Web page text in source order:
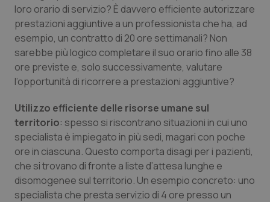
Liguria
Lombardia
Marche
Molise
Piemonte
Provincia Autonoma di Bolzano
Disturbi dell’umore
Dolore
Donna & Salute
Epatiti
HIV
Infezioni & Febbre
loro orario di servizio? È davvero efficiente autorizzare
prestazioni aggiuntive a un professionista che ha, ad
esempio, un contratto di 20 ore settimanali? Non
sarebbe più logico completare il suo orario fino alle 38
ore previste e, solo successivamente, valutare
l’opportunità di ricorrere a prestazioni aggiuntive?
Utilizzo efficiente delle risorse umane sul
territorio: spesso si riscontrano situazioni in cui uno
specialista è impiegato in più sedi, magari con poche
ore in ciascuna. Questo comporta disagi per i pazienti,
che si trovano di fronte a liste d’attesa lunghe e
disomogenee sul territorio. Un esempio concreto: uno
specialista che presta servizio di 4 ore presso un